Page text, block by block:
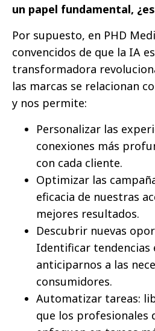
un papel fundamental,
Por supuesto, en PHD
convencidos de que la IA
transformadora
las marcas se relacionan
y nos permite:
Personalizar las
conexiones más
con cada cliente.
Optimizar las
eficacia de nuestras
mejores resultados.
Descubrir nuevas
Identificar tendencias
anticiparnos a las
consumidores.
Automatizar tareas:
que los profesionales